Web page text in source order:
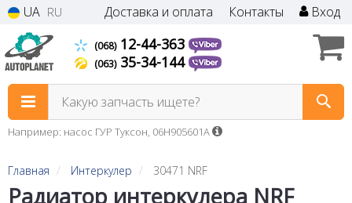
UA RU Доставка и оплата Контакты Вход
(068)12-44-363
(063)35-34-144
Какую запчасть ищете?
Например: насос ГУР Туксон, 06H905601A
Главная Интеркулер 30471 NRF
Радиатор интеркулера NRF